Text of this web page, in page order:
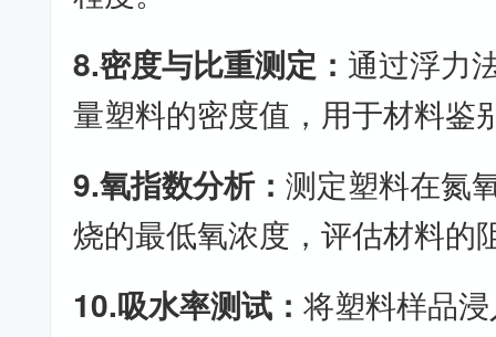
8.密度与比重测定： 通过浮力
量塑料的密度值，用于材料鉴
9.氧指数分析：测定塑料在氮
烧的最低氧浓度，评估材料的
10.吸水率测试：将塑料样品